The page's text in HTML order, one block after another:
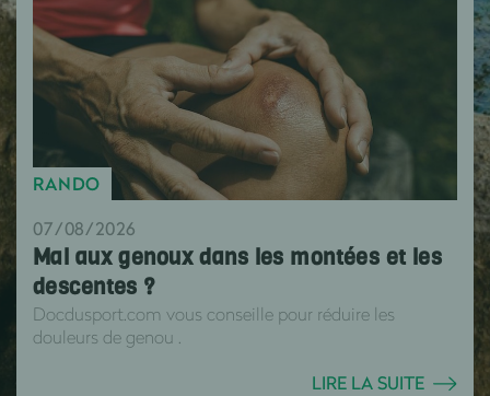
RANDO
07/08/2026
Mal aux genoux dans les montées et les
descentes ?
Docdusport.com vous conseille pour réduire les
douleurs de genou .
LIRE LA SUITE